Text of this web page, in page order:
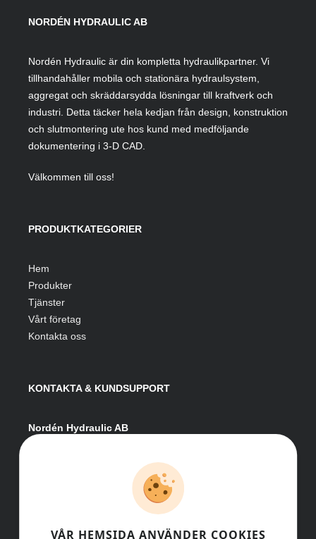
NORDÉN HYDRAULIC AB
Nordén Hydraulic är din kompletta hydraulikpartner. Vi
tillhandahåller mobila och stationära hydraulsystem,
aggregat och skräddarsydda lösningar till kraftverk och
industri. Detta täcker hela kedjan från design, konstruktion
och slutmontering ute hos kund med medföljande
dokumentering i 3-D CAD.
Välkommen till oss!
PRODUKTKATEGORIER
Hem
Produkter
Tjänster
Vårt företag
Kontakta oss
KONTAKTA & KUNDSUPPORT
Nordén Hydraulic AB
info@nordenhydraulic.se
Org-nr: 556531-8424
VÅR HEMSIDA ANVÄNDER COOKIES